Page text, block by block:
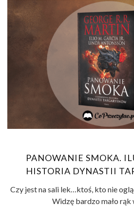
PANOWANIE SMOKA.
HISTORIA DYNASTII
Czy jest na sali lek…ktoś, kto nie
Widzę bardzo mało rąk